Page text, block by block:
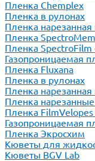
Пленка Chemplex
Пленка в рулонах
Пленка нарезанная
Пленка
Пленка
Газопроницаемая
Пленка Fluxana
Пленка в рулонах
Пленка нарезанная
Пленка
Пленка
Газопроницаемая
Пленка Экросхим
Кюветы для
Кюветы BGV Lab